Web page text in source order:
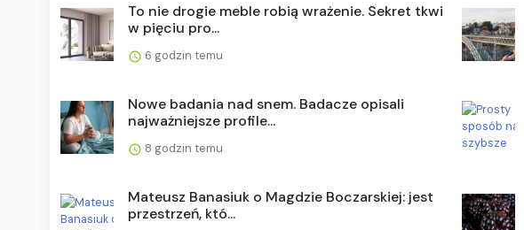
To nie drogie meble robią wrażenie. Sekret tkwi
w pięciu pro...
6 godzin temu
Nowe badania nad snem. Badacze opisali
najważniejsze profile...
8 godzin temu
Mateusz Banasiuk o Magdzie Boczarskiej: jest
przestrzeń, któ...